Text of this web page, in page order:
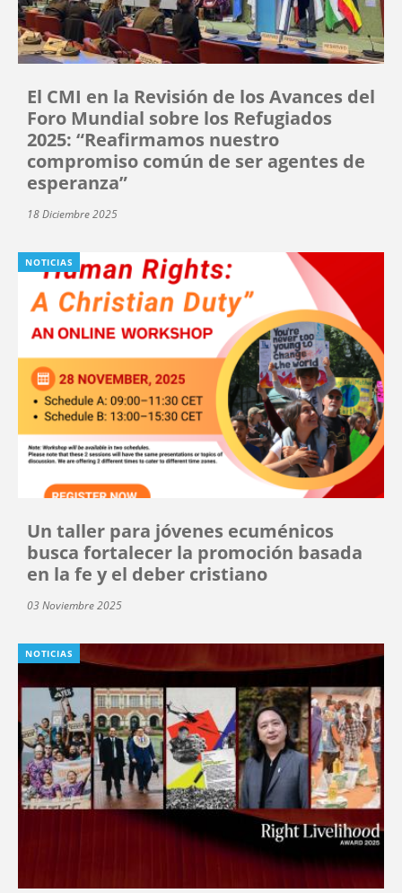
El CMI en la Revisión de los Avances del
Foro Mundial sobre los Refugiados
2025: “Reafirmamos nuestro
compromiso común de ser agentes de
esperanza”
18 Diciembre 2025
NOTICIAS
Un taller para jóvenes ecuménicos
busca fortalecer la promoción basada
en la fe y el deber cristiano
03 Noviembre 2025
NOTICIAS